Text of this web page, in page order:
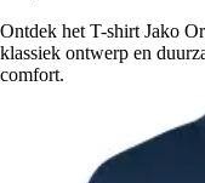
Ontdek het T-shirt Jako
klassiek ontwerp en
comfort.